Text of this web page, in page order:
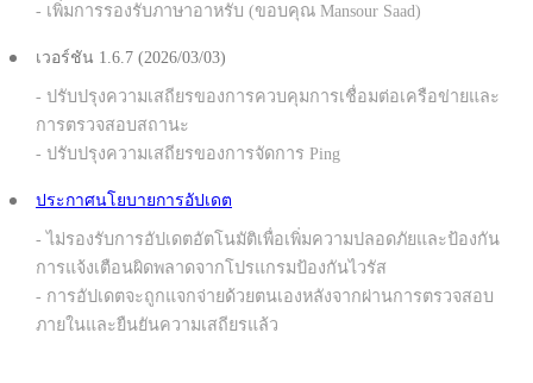
- เพิ่มการรองรับภาษาอาหรับ (ขอบคุณ Mansour Saad)
เวอร์ชัน 1.6.7 (2026/03/03)
- ปรับปรุงความเสถียรของการควบคุมการเชื่อมต่อเครือข่ายและ
การตรวจสอบสถานะ
- ปรับปรุงความเสถียรของการจัดการ Ping
ประกาศนโยบายการอัปเดต
- ไม่รองรับการอัปเดตอัตโนมัติเพื่อเพิ่มความปลอดภัยและป้องกัน
การแจ้งเตือนผิดพลาดจากโปรแกรมป้องกันไวรัส
- การอัปเดตจะถูกแจกจ่ายด้วยตนเองหลังจากผ่านการตรวจสอบ
ภายในและยืนยันความเสถียรแล้ว